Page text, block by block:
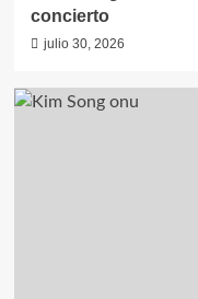
concierto
julio 30, 2026